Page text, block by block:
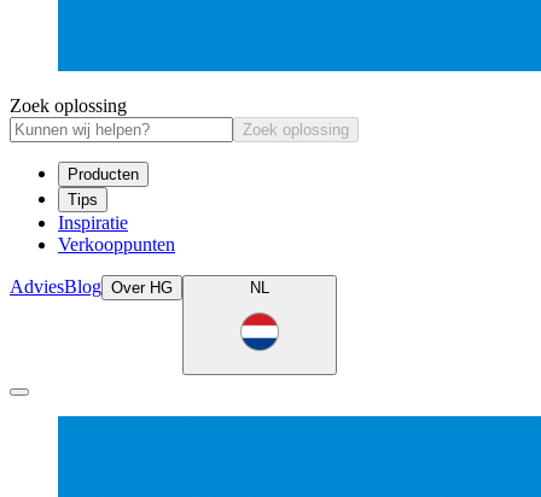
Zoek oplossing
Zoek oplossing
Producten
Tips
Inspiratie
Verkooppunten
AdviesBlog Over HG NL